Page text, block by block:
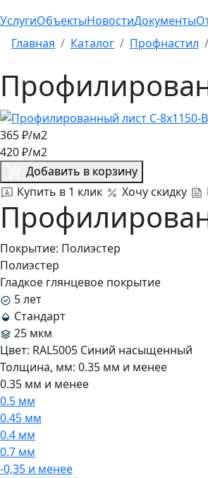
УслугиОбъектыНовостиДокументы
Главная
Каталог Профнастил
365₽/м2
420₽/м2
Добавить в корзину
Купить в 1 клик
Хочу скидку
Покрытие: Полиэстер
Полиэстер
Гладкое глянцевое покрытие
5 лет
Стандарт
25 мкм
Цвет: RAL5005 Синий насыщенный
Толщина, мм: 0.35 мм и менее
0.35 мм и менее
0.5 мм
0.45 мм
0.4 мм
0.7 мм
-0,35 и менее